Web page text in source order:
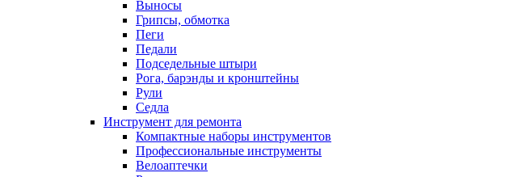
Выносы
Грипсы, обмотка
Пеги
Педали
Подседельные штыри
Рога, барэнды и кронштейны
Рули
Седла
Инструмент для ремонта
Компактные наборы инструментов
Профессиональные инструменты
Велоаптечки